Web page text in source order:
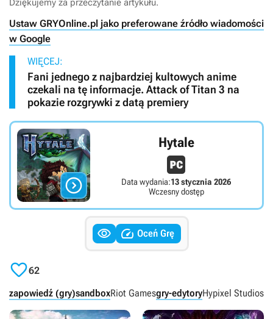
Dziękujemy za przeczytanie artykułu.
Ustaw GRYOnline.pl jako preferowane źródło wiadomości
w Google
WIĘCEJ:
Fani jednego z najbardziej kultowych anime
czekali na tę informacje. Attack of Titan 3 na
pokazie rozgrywki z datą premiery

Hytale
Data wydania:13 stycznia 2026
Wczesny dostęp
  Oceń Grę
62
zapowiedź (gry)sandboxRiot Gamesgry-edytoryHypixel Studios